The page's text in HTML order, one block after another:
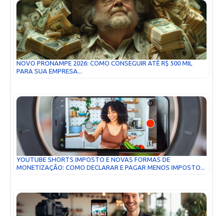
NOVO PRONAMPE 2026: COMO CONSEGUIR ATÉ R$ 500 MIL
PARA SUA EMPRESA...
YOUTUBE SHORTS IMPOSTO E NOVAS FORMAS DE
MONETIZAÇÃO: COMO DECLARAR E PAGAR MENOS IMPOSTO...